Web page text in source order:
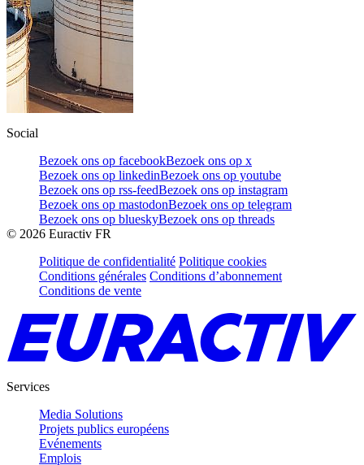
Social
Bezoek ons op facebookBezoek ons op x
Bezoek ons op linkedinBezoek ons op youtube
Bezoek ons op rss-feedBezoek ons op instagram
Bezoek ons op mastodonBezoek ons op telegram
Bezoek ons op blueskyBezoek ons op threads
© 2026 Euractiv FR
Politique de confidentialité Politique cookies
Conditions générales Conditions d’abonnement
Conditions de vente
Services
Media Solutions
Projets publics européens
Evénements
Emplois